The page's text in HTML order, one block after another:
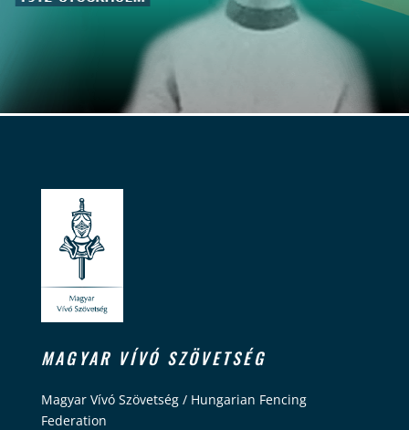
MAGYAR VÍVÓ SZÖVETSÉG
Magyar Vívó Szövetség / Hungarian Fencing
Federation